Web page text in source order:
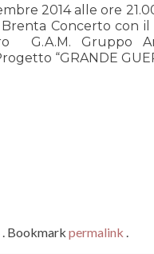
2014 alle ore
Concerto con il
G.A.M. Gruppo
“GRANDE
. Bookmark permalink .